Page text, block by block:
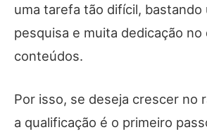
uma tarefa tão difícil, bastando
pesquisa e muita dedicação
conteúdos.
Por isso, se deseja crescer no
a qualificação é o primeiro